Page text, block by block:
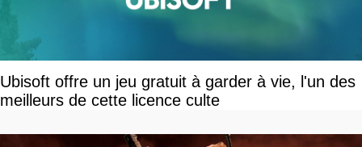
Ubisoft offre un jeu gratuit à garder à vie, l'un des
meilleurs de cette licence culte